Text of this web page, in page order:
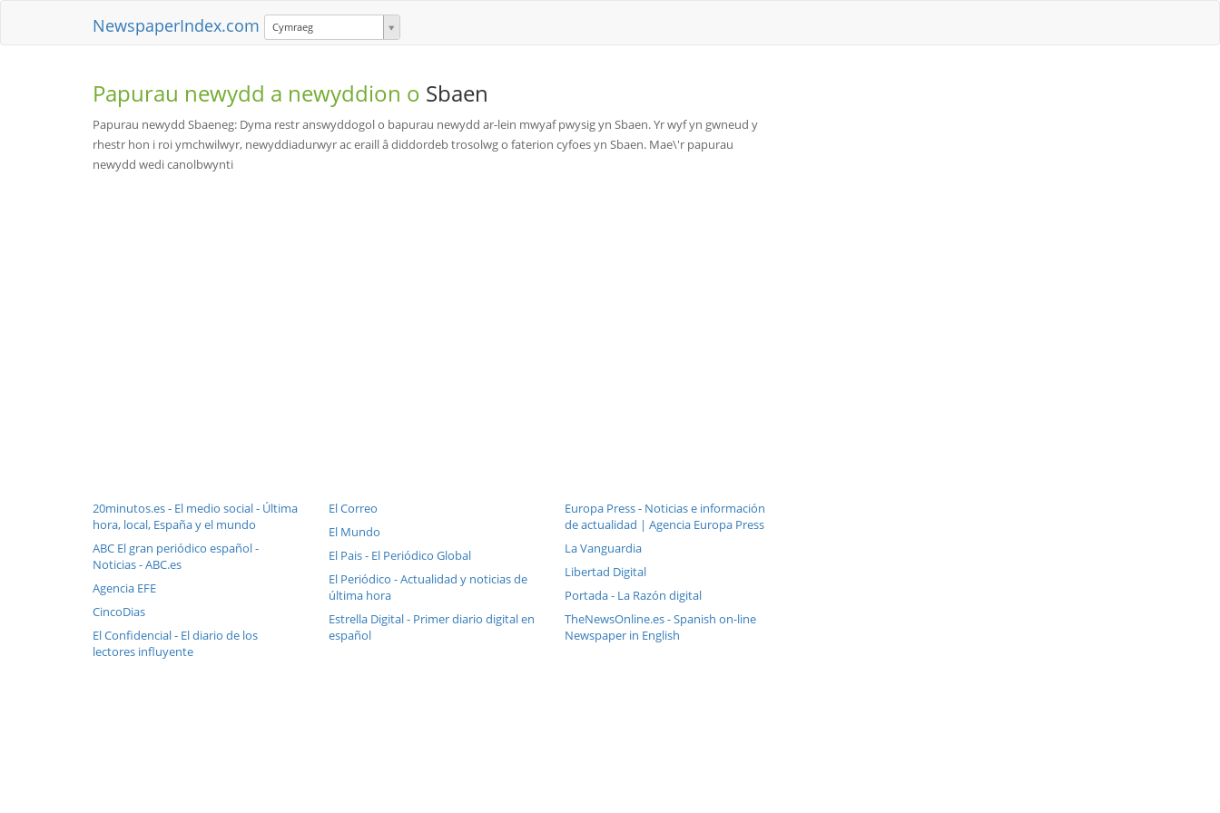
NewspaperIndex.com Cymraeg
Papurau newydd a newyddion o Sbaen
Papurau newydd Sbaeneg: Dyma restr answyddogol o bapurau newydd ar-lein mwyaf pwysig yn Sbaen. Yr wyf yn gwneud y
rhestr hon i roi ymchwilwyr, newyddiadurwyr ac eraill â diddordeb trosolwg o faterion cyfoes yn Sbaen. Mae\'r papurau
newydd wedi canolbwynti
20minutos.es - El medio social - Última
hora, local, España y el mundo
ABC El gran periódico español -
Noticias - ABC.es
Agencia EFE
CincoDias
El Confidencial - El diario de los
lectores influyente
El Correo
El Mundo
El Pais - El Periódico Global
El Periódico - Actualidad y noticias de
última hora
Estrella Digital - Primer diario digital en
español
Europa Press - Noticias e información
de actualidad | Agencia Europa Press
La Vanguardia
Libertad Digital
Portada - La Razón digital
TheNewsOnline.es - Spanish on-line
Newspaper in English